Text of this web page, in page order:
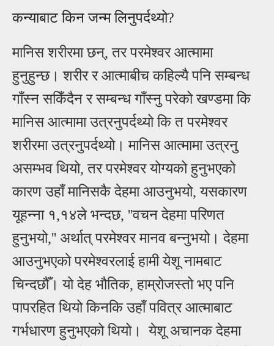
कन्याबाट किनजन्म लिनुपर्दथ्यो?
मानिसशरीरमाछन्, तर परमेश्वरआत्मामा
हुनुहुन्छ। शरीर रआत्माबीच कहिल्यै पनि सम्बन्ध
गाँस्न सकिँदैन र सम्बन्ध गाँस्नु परेको खण्डमा कि
मानिसआत्मामा उत्रनुपर्दथ्यो कि त परमेश्वर
शरीरमा उत्रनुपर्दथ्यो। मानिसआत्मामा उत्रनु
असम्भव थियो, तर परमेश्वर योग्यको हुनुभएको
कारण उहाँ मानिसकै देहमाआउनुभयो, यसकारण
यूहन्ना १,१४ले भन्दछ, ''वचन देहमा परिणत
हुनुभयो,'' अर्थात् परमेश्वर मानव बन्नुभयो। देहमा
आउनुभएको परमेश्वरलाई हामी येशू नामबाट
चिन्दछौँ। यो देह भौतिक, हाम्रोजस्तो भए पनि
पापरहित थियो किनकि उहाँ पवित्र आत्माबाट
गर्भधारण हुनुभएको थियो। येशू अचानक देहमा